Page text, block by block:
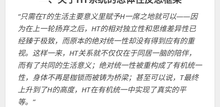
“只需在T的生活主要意义里赋予H一席之地就可以——因
为在上一轮扬弃之后，HT的相对独立性和思维差异性已
经臻于极致，而原本的绝对统一性却没有得到应有的重
视。这样一来，HT关系就不仅仅在于同居一脑的陪伴，
而有了共同的生活意义；绝对统一性被重构成了有机统一
性，身体不再是枷锁而被铸为桥梁；甚至可以说，T最终
上升到了H的高度，HT在有机统一中实现了真实的平
等。”